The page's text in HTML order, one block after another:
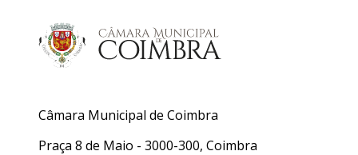
Câmara Municipal de Coimbra
Praça 8 de Maio - 3000-300, Coimbra